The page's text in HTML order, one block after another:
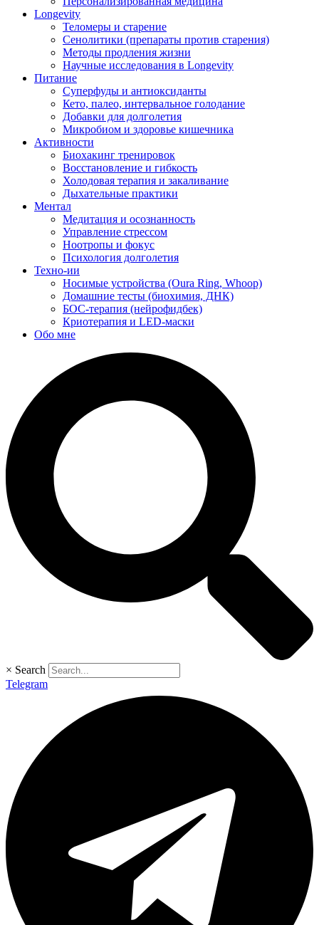
Longevity
Теломеры и старение
Сенолитики (препараты против старения)
Методы продления жизни
Научные исследования в Longevity
Питание
Суперфуды и антиоксиданты
Кето, палео, интервальное голодание
Добавки для долголетия
Микробиом и здоровье кишечника
Активности
Биохакинг тренировок
Восстановление и гибкость
Холодовая терапия и закаливание
Дыхательные практики
Ментал
Медитация и осознанность
Управление стрессом
Ноотропы и фокус
Психология долголетия
Техно-ии
Носимые устройства (Oura Ring, Whoop)
Домашние тесты (биохимия, ДНК)
БОС-терапия (нейрофидбек)
Криотерапия и LED-маски
Обо мне
× Search
Telegram